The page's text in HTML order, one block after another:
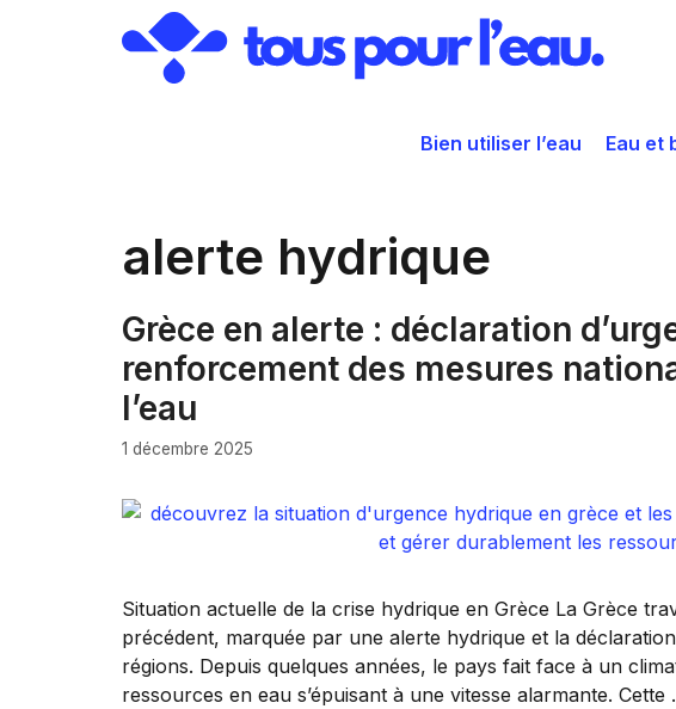
Bien utiliser l’eau Eau et
alerte hydrique
Grèce en alerte : déclaration
renforcement des mesures
l’eau
1 décembre 2025
Situation actuelle de la crise hydrique en Grèce La Grèce
précédent, marquée par une alerte hydrique et la
régions. Depuis quelques années, le pays fait face à un
ressources en eau s’épuisant à une vitesse alarmante. Cette